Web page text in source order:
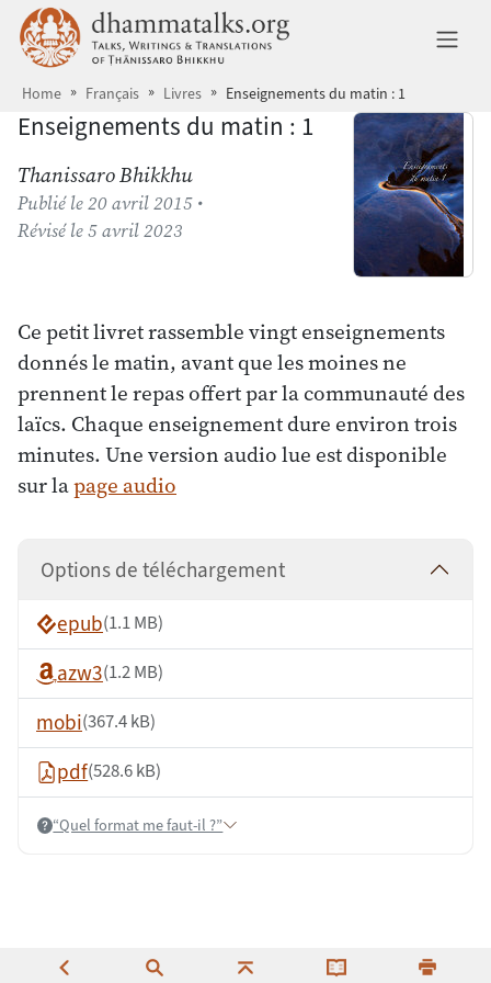
Aller au contenu principal dhammatalks.org
Home Français Livres Enseignements du matin : 1
Enseignements du matin : 1
Thanissaro Bhikkhu
Publiéle 20 avril 2015 •
Réviséle 5 avril 2023
Ce petit livret rassemble vingt enseignements
donnés le matin, avant que les moines ne
prennent le repas offert par la communauté des
laïcs. Chaque enseignement dure environ trois
minutes. Une version audio lue est disponible
sur lapage audio
Options de téléchargement
epub(1.1 MB)
azw3(1.2 MB)
mobi(367.4 kB)
pdf(528.6 kB)
Help:“Quel format me faut-il ?”